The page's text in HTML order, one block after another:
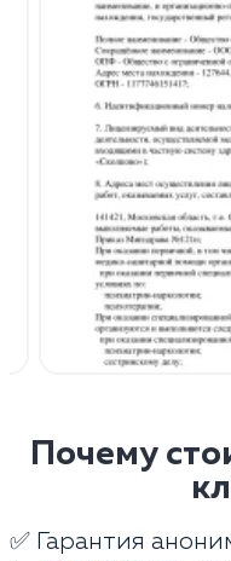
Почему
✅ Гарантия